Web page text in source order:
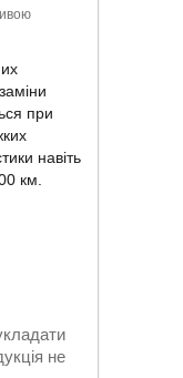
при
навіть
км.
не